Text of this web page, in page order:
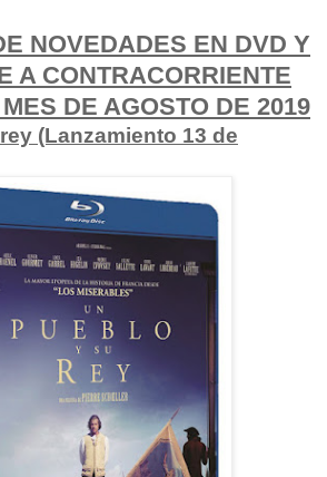
NOVEDADES EN DVD Y
A CONTRACORRIENTE
DE AGOSTO DE 2019
(Lanzamiento 13 de